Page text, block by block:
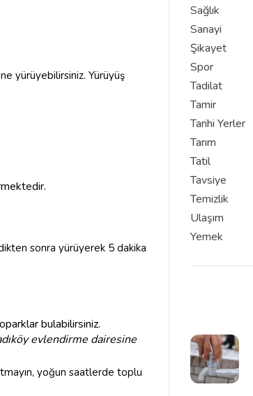
yürüyebilirsiniz. Yürüyüş
sonra yürüyerek 5 dakika
bulabilirsiniz.
evlendirme dairesine
yoğun saatlerde toplu
Sağlık
Sanayi
Şikayet
Spor
Tadilat
Tamir
Tarihi Yerler
Tarım
Tatil
Tavsiye
Temizlik
Ulaşım
Yemek